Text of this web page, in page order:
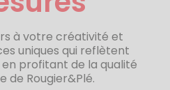
à votre créativité et
uniques qui reflètent
profitant de la qualité
de Rougier&Plé.